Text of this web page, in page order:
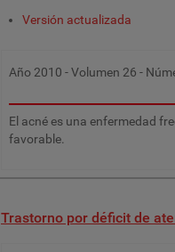
Versión actualizada
Año 2010 - Volumen 26 -
El acné es una enfermedad
favorable.
Trastorno por déficit de